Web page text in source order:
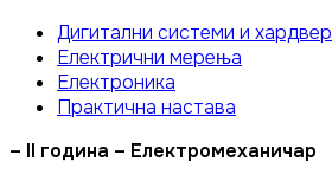
Дигитални системи и хардвер
Електрични мерења
Електроника
Практична настава
– II година – Електромеханичар